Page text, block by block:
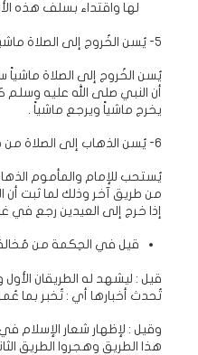
لها واقتداء بسلف هذه
5- يُسن الخُروج إلى الصلاة ماشياً :
يُسن الخُروج إلى الصلاة ماشياً
أن النبي صلى الله عليه
يخرج ماشياً ويرجع ماشياً .
6- يُسن الذهاب إلى الصلاة من طريق والرُجوع من طريق آخر :
يُستحب للإمام والمأموم
من طريق آخر وذلك لما ثبت أن
إذا خرج إلى العيدين رجع في
قيل في الحِكمة من
قيل : ليشهد له الطريقان الأول
تُحدث أخبارها أي : تُخبر بما
وقيل : لإظهار شعار الإسلام في
هذا الطريق وهجروا الطريق